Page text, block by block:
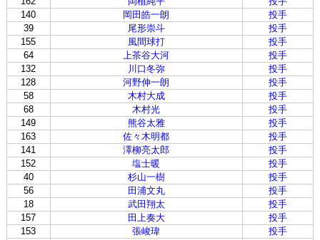
140
岡田皓一朗
投手
39
尾形崇斗
投手
155
風間球打
投手
64
上茶谷大河
投手
132
川口冬弥
投手
128
河野伸一朗
投手
58
木村大成
投手
68
木村光
投手
149
熊谷太雅
投手
163
佐々木明都
投手
141
澤柳亮太郎
投手
152
塩士暖
投手
40
杉山一樹
投手
56
田浦文丸
投手
18
武田翔太
投手
157
田上奏大
投手
153
張峻瑋
投手